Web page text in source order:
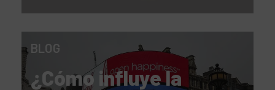
BLOG
¿Cómo influye la